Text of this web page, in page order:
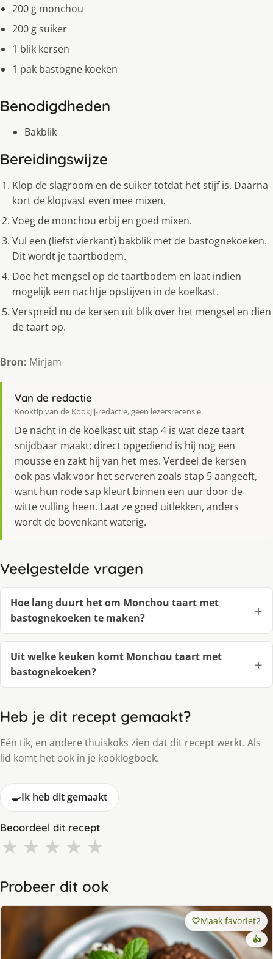
200 g monchou
200 g suiker
1 blik kersen
1 pak bastogne koeken
Benodigdheden
Bakblik
Bereidingswijze
Klop de slagroom en de suiker totdat het stijf is. Daarna
kort de klopvast even mee mixen.
Voeg de monchou erbij en goed mixen.
Vul een (liefst vierkant) bakblik met de bastognekoeken.
Dit wordt je taartbodem.
Doe het mengsel op de taartbodem en laat indien
mogelijk een nachtje opstijven in de koelkast.
Verspreid nu de kersen uit blik over het mengsel en dien
de taart op.
Bron: Mirjam
Van de redactie
Kooktip van de KookJij-redactie, geen lezersrecensie.
De nacht in de koelkast uit stap 4 is wat deze taart
snijdbaar maakt; direct opgediend is hij nog een
mousse en zakt hij van het mes. Verdeel de kersen
ook pas vlak voor het serveren zoals stap 5 aangeeft,
want hun rode sap kleurt binnen een uur door de
witte vulling heen. Laat ze goed uitlekken, anders
wordt de bovenkant waterig.
Veelgestelde vragen
Hoe lang duurt het om Monchou taart met
bastognekoeken te maken?
Uit welke keuken komt Monchou taart met
bastognekoeken?
Heb je dit recept gemaakt?
Eén tik, en andere thuiskoks zien dat dit recept werkt. Als
lid komt het ook in je kooklogboek.
🍳Ik heb dit gemaakt
Beoordeel dit recept
★ ★ ★ ★ ★
Probeer dit ook
Maak favoriet2
👍